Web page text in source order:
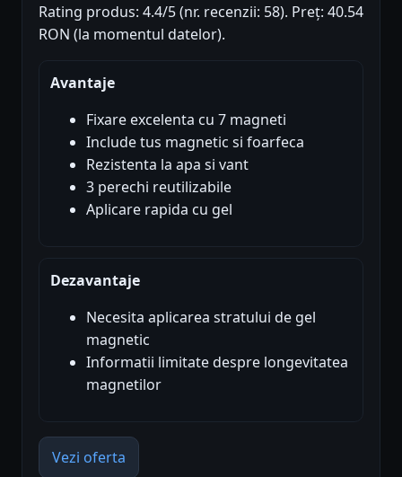
Rating produs: 4.4/5 (nr. recenzii: 58). Preț: 40.54
RON (la momentul datelor).
Avantaje
Fixare excelenta cu 7 magneti
Include tus magnetic si foarfeca
Rezistenta la apa si vant
3 perechi reutilizabile
Aplicare rapida cu gel
Dezavantaje
Necesita aplicarea stratului de gel
magnetic
Informatii limitate despre longevitatea
magnetilor
Vezi oferta